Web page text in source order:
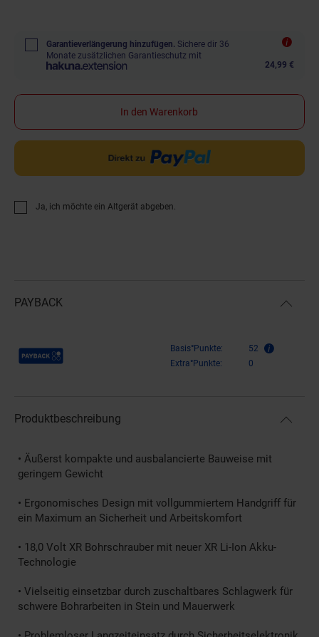
Garantieverlängerung hinzufügen. Sichere dir 36
Monate zusätzlichen Garantieschutz mit
24,99 €
In den Warenkorb
Ja, ich möchte ein Altgerät abgeben.
PAYBACK
Payback Punkte Basis°Punkte:
52
Extra°Punkte:
0
Produktbeschreibung
• Äußerst kompakte und ausbalancierte Bauweise mit
geringem Gewicht
• Ergonomisches Design mit vollgummiertem Handgriff für
ein Maximum an Sicherheit und Arbeitskomfort
• 18,0 Volt XR Bohrschrauber mit neuer XR Li-Ion Akku-
Technologie
• Vielseitig einsetzbar durch zuschaltbares Schlagwerk für
schwere Bohrarbeiten in Stein und Mauerwerk